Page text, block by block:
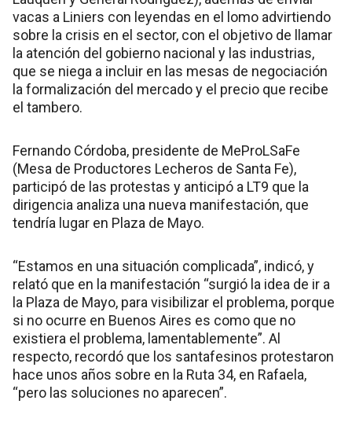
vacas a Liniers con leyendas en el lomo advirtiendo
sobre la crisis en el sector, con el objetivo de llamar
la atención del gobierno nacional y las industrias,
que se niega a incluir en las mesas de negociación
la formalización del mercado y el precio que recibe
el tambero.
Fernando Córdoba, presidente de MeProLSaFe
(Mesa de Productores Lecheros de Santa Fe),
participó de las protestas y anticipó a LT9 que la
dirigencia analiza una nueva manifestación, que
tendría lugar en Plaza de Mayo.
“Estamos en una situación complicada”, indicó, y
relató que en la manifestación “surgió la idea de ir a
la Plaza de Mayo, para visibilizar el problema, porque
si no ocurre en Buenos Aires es como que no
existiera el problema, lamentablemente”. Al
respecto, recordó que los santafesinos protestaron
hace unos años sobre en la Ruta 34, en Rafaela,
“pero las soluciones no aparecen”.